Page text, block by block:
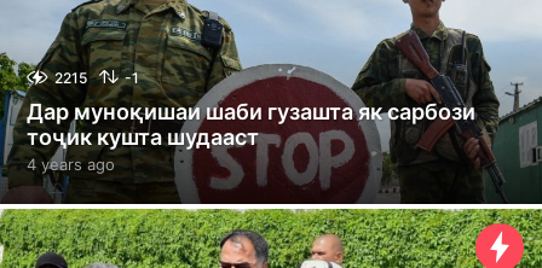
2215 -1
Дар муноқишаи шаби гузашта як сарбози
тоҷик кушта шудааст
4 years ago
e
a
r